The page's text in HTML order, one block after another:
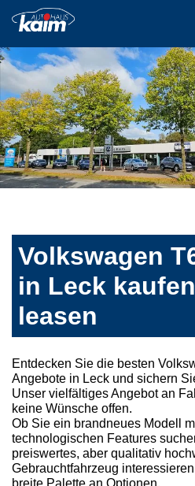
Volkswagen
in Leck
leasen
Entdecken Sie die besten
Angebote in Leck und sichern
Unser vielfältiges Angebot an
keine Wünsche offen.
Ob Sie ein brandneues Modell
technologischen Features
preiswertes, aber qualitativ
Gebrauchtfahrzeug